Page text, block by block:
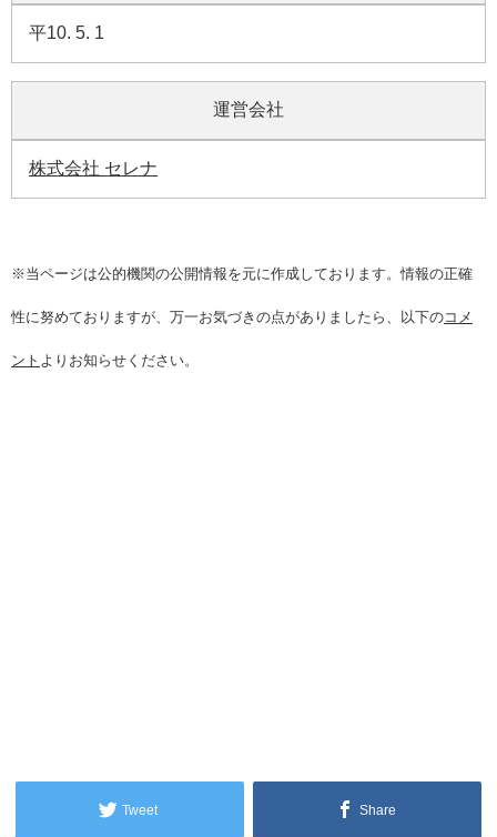
平10. 5. 1
運営会社
株式会社 セレナ
※当ページは公的機関の公開情報を元に作成しております。情報の正確
性に努めておりますが、万一お気づきの点がありましたら、以下のコメ
ント よりお知らせください。
Tweet Share